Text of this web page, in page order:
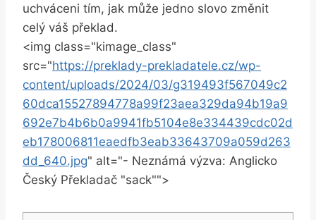
uchváceni tím, jak může jedno slovo změnit
celý váš překlad.
<img class="kimage_class"
src="https://preklady-prekladatele.cz/wp-
content/uploads/2024/03/g319493f567049c2
60dca15527894778a99f23aea329da94b19a9
692e7b4b6b0a9941fb5104e8e334439cdc02d
eb178006811eaedfb3eab33643709a059d263
dd_640.jpg" alt="- Neznámá výzva: Anglicko
Český Překladač "sack"">